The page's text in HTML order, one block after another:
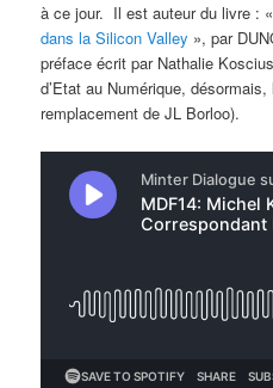
à ce jour. Il est auteur du livre : «
dans la Silicon Valley », par
préface écrit par Nathalie
d’Etat au Numérique,
remplacement de JL Borloo).